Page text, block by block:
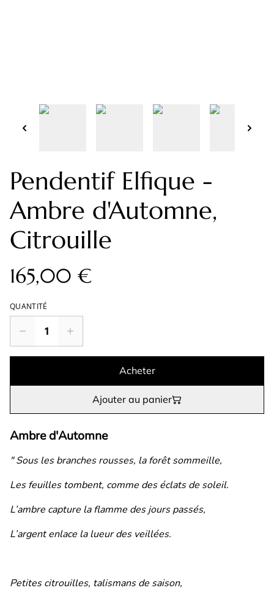
Pendentif Elfique -
Ambre d'Automne,
Citrouille
165,00 €
QUANTITÉ
Acheter
Ajouter au panier
Ambre d'Automne
" Sous les branches rousses, la forêt sommeille,
Les feuilles tombent, comme des éclats de soleil.
L’ambre capture la flamme des jours passés,
L’argent enlace la lueur des veillées.
Petites citrouilles, talismans de saison,